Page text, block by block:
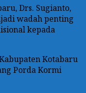
Drs. Sugianto,
wadah penting
kepada
Kotabaru
Porda Kormi